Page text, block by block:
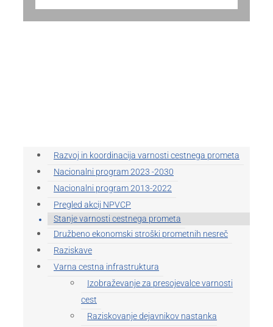
Razvoj in koordinacija varnosti cestnega prometa
Nacionalni program 2023 -2030
Nacionalni program 2013-2022
Pregled akcij NPVCP
Stanje varnosti cestnega prometa
Družbeno ekonomski stroški prometnih nesreč
Raziskave
Varna cestna infrastruktura
Izobraževanje za presojevalce varnosti
cest
Raziskovanje dejavnikov nastanka